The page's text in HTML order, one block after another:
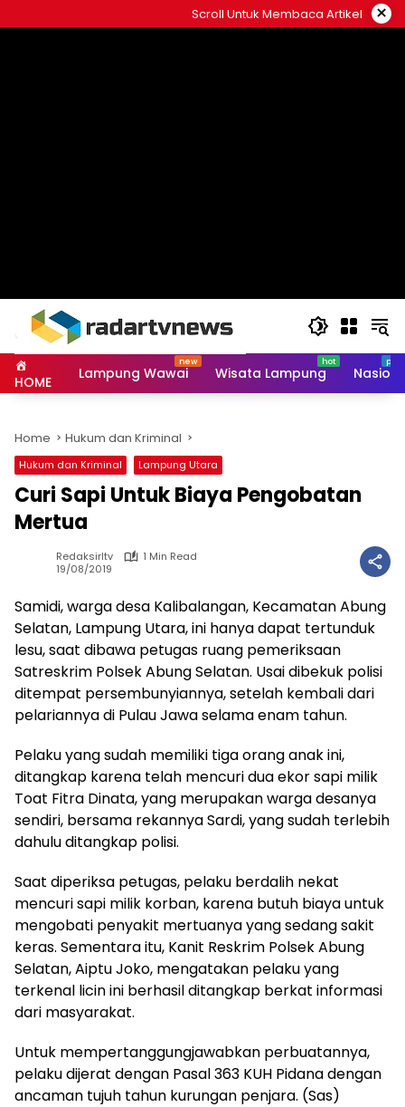
to
Scroll Untuk Membaca Artikel ×
HOME Lampung Wawai Wisata Lampung
Home Hukum dan Kriminal
Hukum dan Kriminal Lampung Utara
Curi Sapi Untuk Biaya Pengobatan
Mertua
Redaksirltv
1 Min Read
19/08/2019
Samidi, warga desa Kalibalangan, Kecamatan Abung
Selatan, Lampung Utara, ini hanya dapat tertunduk
lesu, saat dibawa petugas ruang pemeriksaan
Satreskrim Polsek Abung Selatan. Usai dibekuk polisi
ditempat persembunyiannya, setelah kembali dari
pelariannya di Pulau Jawa selama enam tahun.
Pelaku yang sudah memiliki tiga orang anak ini,
ditangkap karena telah mencuri dua ekor sapi milik
Toat Fitra Dinata, yang merupakan warga desanya
sendiri, bersama rekannya Sardi, yang sudah terlebih
dahulu ditangkap polisi.
Saat diperiksa petugas, pelaku berdalih nekat
mencuri sapi milik korban, karena butuh biaya untuk
mengobati penyakit mertuanya yang sedang sakit
keras. Sementara itu, Kanit Reskrim Polsek Abung
Selatan, Aiptu Joko, mengatakan pelaku yang
terkenal licin ini berhasil ditangkap berkat informasi
dari masyarakat.
Untuk mempertanggungjawabkan perbuatannya,
pelaku dijerat dengan Pasal 363 KUH Pidana dengan
ancaman tujuh tahun kurungan penjara. (Sas)